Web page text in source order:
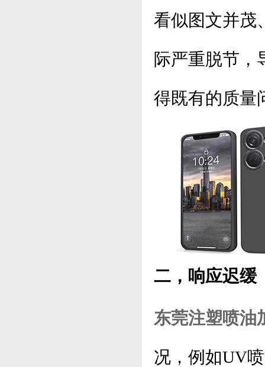
看似图文并茂
际严重脱节，
得既有的质量
二，响应迟缓
东莞注塑喷油
况，例如UV